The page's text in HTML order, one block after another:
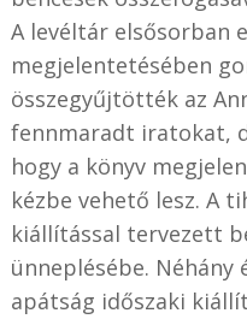
A levéltár elsősorban
megjelentetésében
összegyűjtötték az
fennmaradt iratokat,
hogy a könyv
kézbe vehető lesz. A
kiállítással tervezett
ünneplésébe.
apátság időszaki